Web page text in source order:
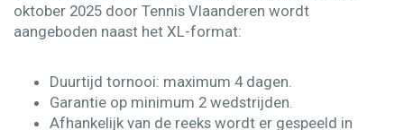
oktober 2025 door Tennis Vlaanderen wordt
aangeboden naast het XL-format:​
Duurtijd tornooi: maximum 4 dagen.​
Garantie op minimum 2 wedstrijden.​
Afhankelijk van de reeks wordt er gespeeld in